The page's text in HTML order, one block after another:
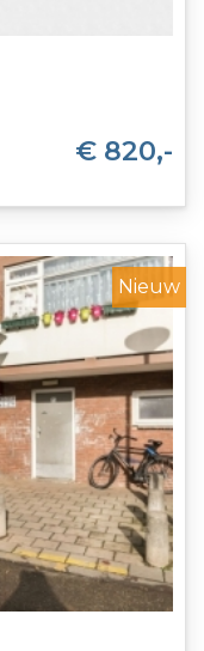
€ 820,-
Nieuw